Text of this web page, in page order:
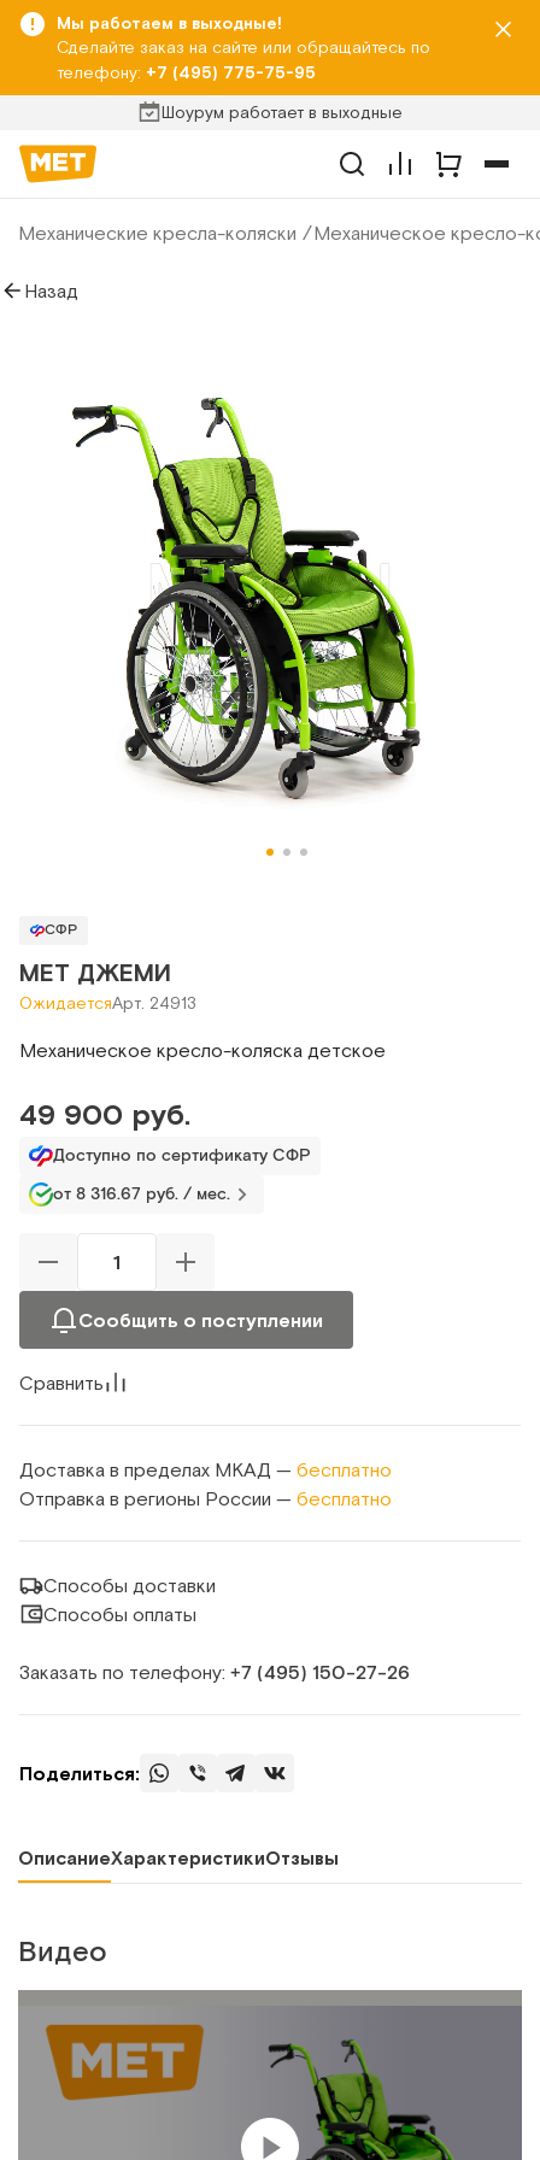
Мы работаем в выходные!
Сделайте заказ на сайте или обращайтесь по
телефону: +7 (495) 775-75-95
Шоурум работает в выходные
Механические кресла-коляски Механическое кресло-
Назад
СФР
MET ДЖЕМИ
ОжидаетсяАрт. 24913
Механическое кресло-коляска детское
49 900 руб.
Доступно по сертификату СФР
от 8 316.67 руб. / мес.
Сообщить о поступлении
Сравнить
Доставка в пределах МКАД — бесплатно
Отправка в регионы России — бесплатно
Способы доставки
Способы оплаты
Заказать по телефону: +7 (495) 150‑27‑26
Поделиться:
ОписаниеХарактеристикиОтзывы
Видео